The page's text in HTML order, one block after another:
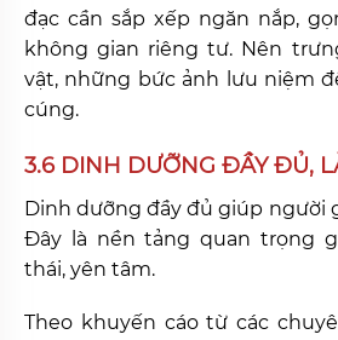
đạc cần sắp xếp ngăn nắp,
không gian riêng tư. Nên
vật, những bức ảnh lưu niệm
cúng.
3.6 DINH DƯỠNG ĐẦY ĐỦ,
Dinh dưỡng đầy đủ giúp người
Đây là nền tảng quan trọng
thái, yên tâm.
Theo khuyến cáo từ các